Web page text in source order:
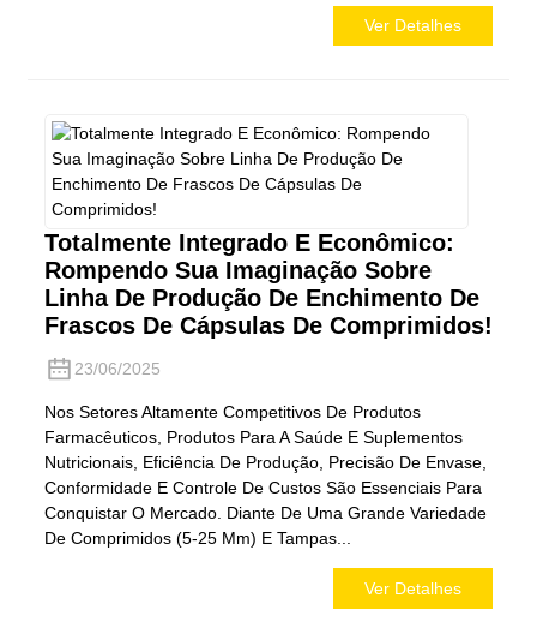
Ver Detalhes
Totalmente Integrado E Econômico:
Rompendo Sua Imaginação Sobre
Linha De Produção De Enchimento De
Frascos De Cápsulas De Comprimidos!
23/06/2025
Nos Setores Altamente Competitivos De Produtos
Farmacêuticos, Produtos Para A Saúde E Suplementos
Nutricionais, Eficiência De Produção, Precisão De Envase,
Conformidade E Controle De Custos São Essenciais Para
Conquistar O Mercado. Diante De Uma Grande Variedade
De Comprimidos (5-25 Mm) E Tampas...
Ver Detalhes